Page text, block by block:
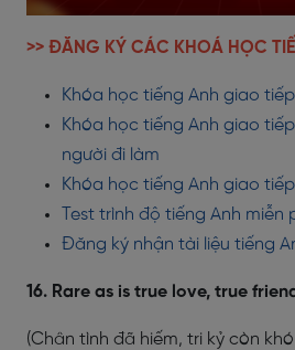
>> ĐĂNG KÝ CÁC KHOÁ HỌC
Khóa học tiếng Anh giao tiếp
Khóa học tiếng Anh giao
người đi làm
Khóa học tiếng Anh giao tiếp
Test trình độ tiếng Anh miễn
Đăng ký nhận tài liệu tiếng
16. Rare as is true love, true
(Chân tình đã hiếm, tri kỷ còn